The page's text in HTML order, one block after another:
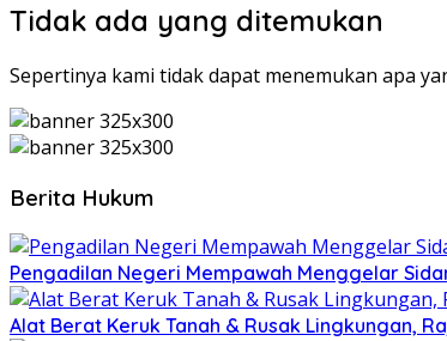
Tidak ada yang ditemukan
Sepertinya kami tidak dapat menemukan apa
Berita Hukum
Pengadilan Negeri Mempawah Menggelar
Alat Berat Keruk Tanah & Rusak Lingkungan,